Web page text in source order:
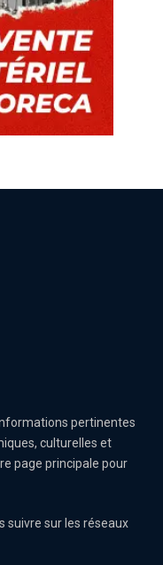
pertinentes
culturelles et
page principale pour
suivre sur les réseaux